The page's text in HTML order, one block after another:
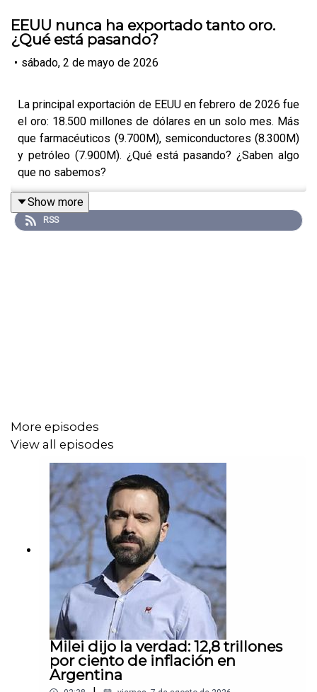
EEUU nunca ha exportado tanto oro.
¿Qué está pasando?
• sábado, 2 de mayo de 2026
La principal exportación de EEUU en febrero de 2026 fue
el oro: 18.500 millones de dólares en un solo mes. Más
que farmacéuticos (9.700M), semiconductores (8.300M)
y petróleo (7.900M). ¿Qué está pasando? ¿Saben algo
que no sabemos?
Show more
RSS
More episodes
View all episodes
Milei dijo la verdad: 12,8 trillones
por ciento de inflación en
Argentina